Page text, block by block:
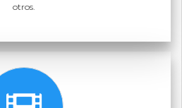
otros.